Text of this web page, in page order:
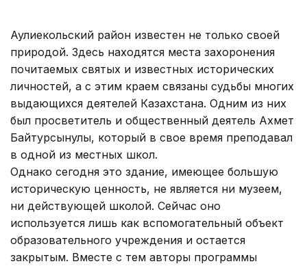
Аулиекольский район известен не только своей
природой. Здесь находятся места захоронения
почитаемых святых и известных исторических
личностей, а с этим краем связаны судьбы многих
выдающихся деятелей Казахстана. Одним из них
был просветитель и общественный деятель Ахмет
Байтурсынулы, который в свое время преподавал
в одной из местных школ.
Однако сегодня это здание, имеющее большую
историческую ценность, не является ни музеем,
ни действующей школой. Сейчас оно
используется лишь как вспомогательный объект
образовательного учреждения и остается
закрытым. Вместе с тем авторы программы